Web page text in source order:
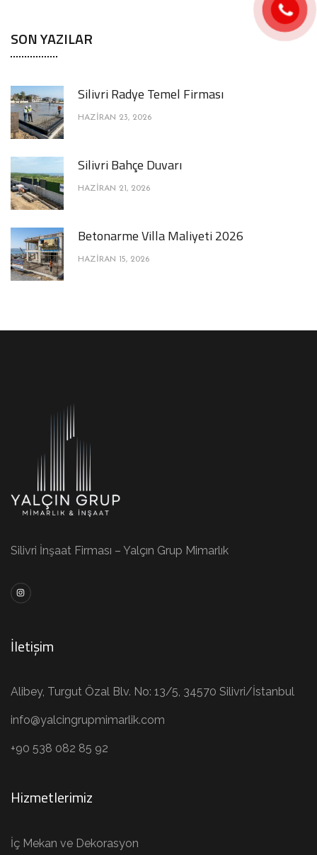
SON YAZILAR
Silivri Radye Temel Firması
HAZIRAN 23, 2026
Silivri Bahçe Duvarı
HAZIRAN 21, 2026
Betonarme Villa Maliyeti 2026
HAZIRAN 15, 2026
Silivri İnşaat Firması – Yalçın Grup Mimarlık
İletişim
Alibey, Turgut Özal Blv. No: 13/5, 34570 Silivri/İstanbul
info@yalcingrupmimarlik.com
+90 538 082 85 92
Hizmetlerimiz
İç Mekan ve Dekorasyon